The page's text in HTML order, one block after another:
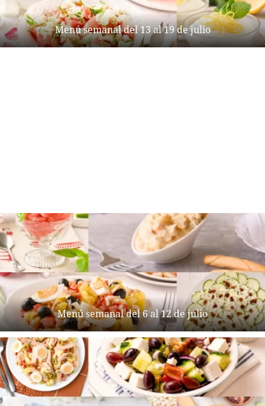
Menú semanal del 13 al 19 de julio
Menú semanal del 6 al 12 de julio